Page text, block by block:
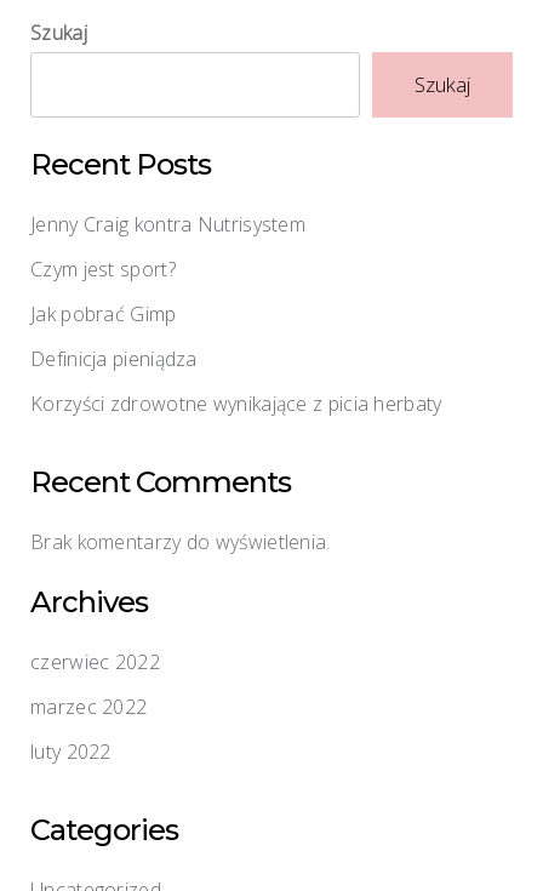
Szukaj
Szukaj
Recent Posts
Jenny Craig kontra Nutrisystem
Czym jest sport?
Jak pobrać Gimp
Definicja pieniądza
Korzyści zdrowotne wynikające z picia herbaty
Recent Comments
Brak komentarzy do wyświetlenia.
Archives
czerwiec 2022
marzec 2022
luty 2022
Categories